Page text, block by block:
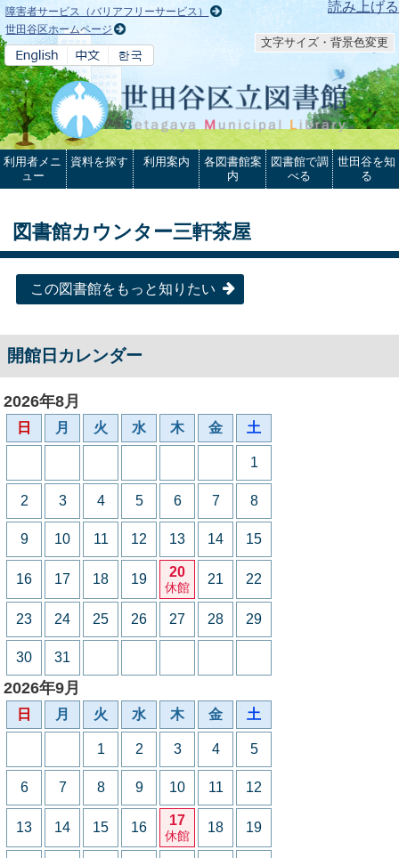
本文へ 読み上げる
障害者サービス（バリアフリーサービス）
世田谷区ホームページ
文字サイズ・背景色変更
利用者メニ
ュー
資料を探す 利用案内
各図書館案
内
図書館で調
べる
世田谷を知
る
図書館カウンター三軒茶屋
この図書館をもっと知りたい
開館日カレンダー
2026年8月
日 月 火 水 木 金 土
1
2 3 4 5 6 7 8
9 10 11 12 13 14 15
16 17 18 19 20
休館
21 22
23 24 25 26 27 28 29
30 31
2026年9月
日 月 火 水 木 金 土
1 2 3 4 5
6 7 8 9 10 11 12
13 14 15 16 17
休館
18 19